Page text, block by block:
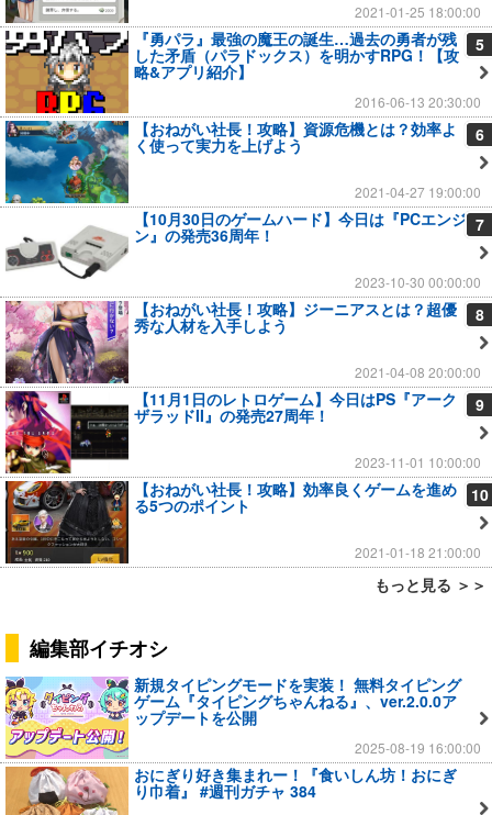
2021-01-25 18:00:00
5
『勇パラ』最強の魔王の誕生…過去の勇者が残
した矛盾（パラドックス）を明かすRPG！【攻
略&アプリ紹介】
2016-06-13 20:30:00
6
【おねがい社長！攻略】資源危機とは？効率よ
く使って実力を上げよう
2021-04-27 19:00:00
7
【10月30日のゲームハード】今日は『PCエンジ
ン』の発売36周年！
2023-10-30 00:00:00
8
【おねがい社長！攻略】ジーニアスとは？超優
秀な人材を入手しよう
2021-04-08 20:00:00
9
【11月1日のレトロゲーム】今日はPS『アーク
ザラッドII』の発売27周年！
2023-11-01 10:00:00
10
【おねがい社長！攻略】効率良くゲームを進め
る5つのポイント
2021-01-18 21:00:00
もっと見る ＞＞
編集部イチオシ
新規タイピングモードを実装！ 無料タイピング
ゲーム『タイピングちゃんねる』、ver.2.0.0ア
ップデートを公開
2025-08-19 16:00:00
おにぎり好き集まれー！『食いしん坊！おにぎ
り巾着』 #週刊ガチャ 384